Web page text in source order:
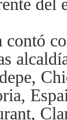
del
contó